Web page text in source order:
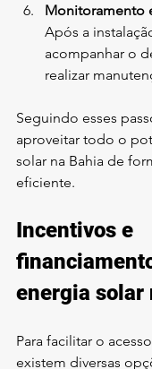
Monitoramento
Após a
acompanhar o
realizar
Seguindo esses
aproveitar todo o
solar na Bahia de
eficiente.
Incentivos e
energia solar
Para facilitar o
existem diversas